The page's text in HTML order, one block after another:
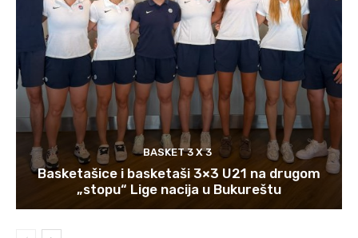
BASKET 3 X 3
Basketašice i basketaši 3×3 U21 na drugom
„stopu“ Lige nacija u Bukureštu